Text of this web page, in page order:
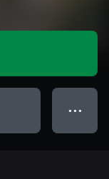
● ● ●